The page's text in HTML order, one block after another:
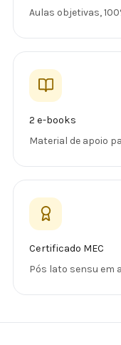
Aulas objetivas,
2 e-books
Material de apoio
Certificado MEC
Pós lato sensu em